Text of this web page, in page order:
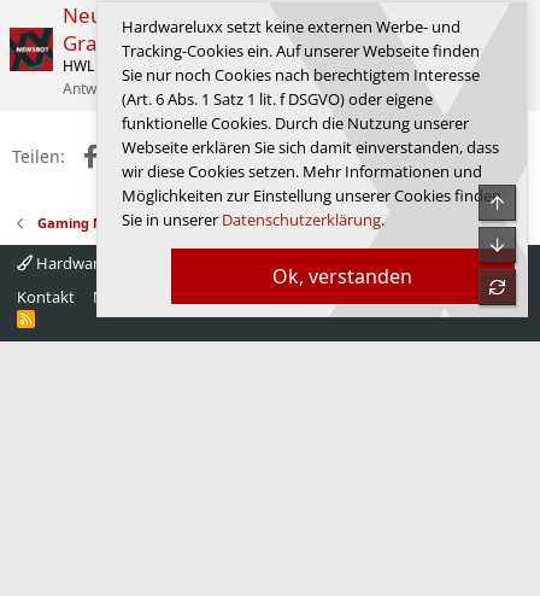
Neues Bundle: 007 First Light beim Kauf einer
Grafikkarten kostenlos
HWL News Bot
Grafikkarten
Antworten
13.05.2026 HWL News Bot
Teilen: FacebookX (Twitter)
RedditWhatsApp
E-MailLink
Gaming News
Hardwareluxx 4.0
Kontakt
Nutzungsbedingungen Startseite
R
Ok, verstanden
Hardwareluxx setzt keine externen Werbe- und
Tracking-Cookies ein. Auf unserer Webseite finden
Sie nur noch Cookies nach berechtigtem Interesse
(Art. 6 Abs. 1 Satz 1 lit. f DSGVO) oder eigene
funktionelle Cookies. Durch die Nutzung unserer
Webseite erklären Sie sich damit einverstanden, dass
wir diese Cookies setzen. Mehr Informationen und
Möglichkeiten zur Einstellung unserer Cookies finden
Sie in unserer Datenschutzerklärung.